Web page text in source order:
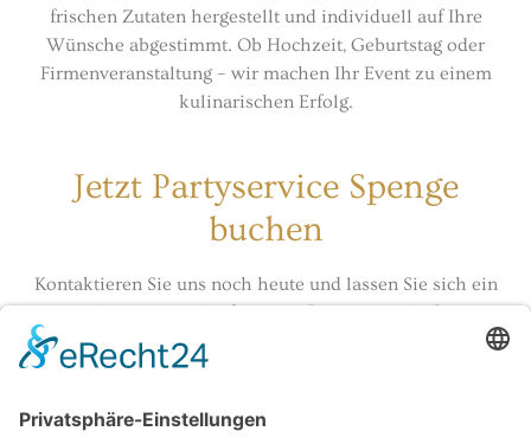
frischen Zutaten hergestellt und individuell auf Ihre
Wünsche abgestimmt. Ob Hochzeit, Geburtstag oder
Firmenveranstaltung – wir machen Ihr Event zu einem
kulinarischen Erfolg.
Jetzt Partyservice Spenge
buchen
Kontaktieren Sie uns noch heute und lassen Sie sich ein
individuelles Angebot für IhrenPartyservice in Spenge
erstellen. Klein Catering freut sich darauf, Ihre Gäste zu
verwöhnen und Ihre Feier unvergesslich zu machen!
Speisenangebot